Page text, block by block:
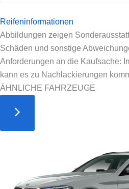
Reifeninformationen
Abbildungen zeigen
Schäden und sonstige
Anforderungen an die Kaufsache:
kann es zu Nachlackierungen
ÄHNLICHE FAHRZEUGE